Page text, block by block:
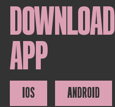
DOWNLOAD
APP
IOS ANDROID